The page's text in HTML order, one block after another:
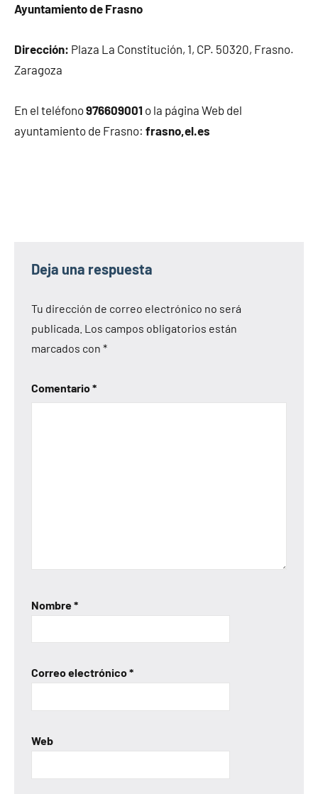
Ayuntamiento de Frasno
Dirección: Plaza La Constitución, 1, CP. 50320, Frasno.
Zaragoza
En el teléfono976609001 o la página Web del
ayuntamiento de Frasno: frasno,el.es
Deja una respuesta
Tu dirección de correo electrónico no será
publicada. Los campos obligatorios están
marcados con *
Comentario*
Nombre*
Correo electrónico*
Web